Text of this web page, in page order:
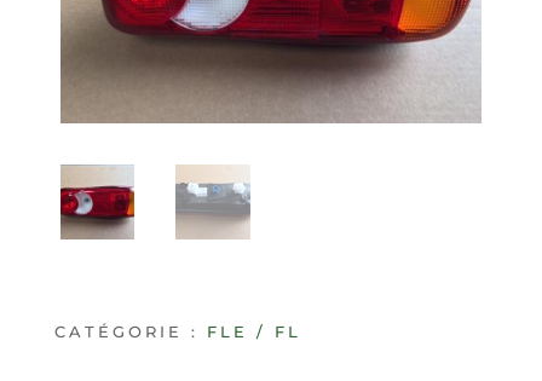
CATÉGORIE : FLE / FL